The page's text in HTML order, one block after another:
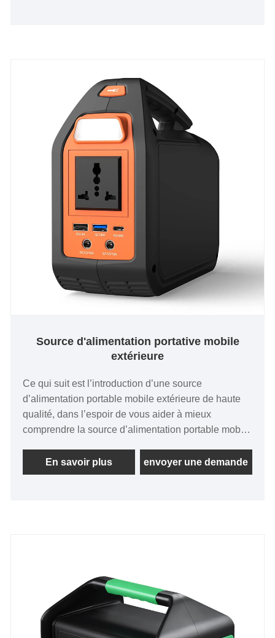
Source d'alimentation portative mobile
extérieure
Ce qui suit est l’introduction d’une source
d’alimentation portable mobile extérieure de haute
qualité, dans l’espoir de vous aider à mieux
comprendre la source d’alimentation portable mobile
clients pour continuer à coopérer avec nous pour
créer un avenir meilleur !
En savoir plus envoyer une demande